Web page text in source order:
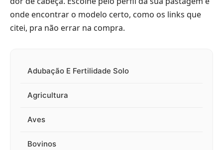
onde encontrar o modelo certo, como os links que
citei, pra não errar na compra.
Adubação E Fertilidade Solo
Agricultura
Aves
Bovinos